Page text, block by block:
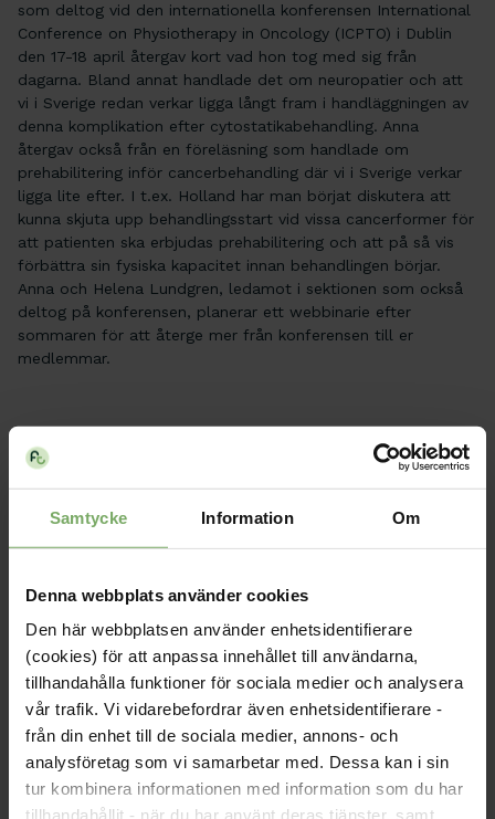
Samtycke Information Om
Denna webbplats använder cookies
Den här webbplatsen använder enhetsidentifierare
(cookies) för att anpassa innehållet till användarna,
tillhandahålla funktioner för sociala medier och analysera
vår trafik. Vi vidarebefordrar även enhetsidentifierare -
från din enhet till de sociala medier, annons- och
analysföretag som vi samarbetar med. Dessa kan i sin
tur kombinera informationen med information som du har
tillhandahållit - när du har använt deras tjänster, samt
som deltog vid den internationella konferensen International
Conference on Physiotherapy in Oncology (ICPTO) i Dublin
den 17-18 april återgav kort vad hon tog med sig från
dagarna. Bland annat handlade det om neuropatier och att
vi i Sverige redan verkar ligga långt fram i handläggningen av
denna komplikation efter cytostatikabehandling. Anna
återgav också från en föreläsning som handlade om
prehabilitering inför cancerbehandling där vi i Sverige verkar
ligga lite efter. I t.ex. Holland har man börjat diskutera att
kunna skjuta upp behandlingsstart vid vissa cancerformer för
att patienten ska erbjudas prehabilitering och att på så vis
förbättra sin fysiska kapacitet innan behandlingen börjar.
Anna och Helena Lundgren, ledamot i sektionen som också
deltog på konferensen, planerar ett webbinarie efter
sommaren för att återge mer från konferensen till er
medlemmar.
Förutom detta pratade vi också om hur vi ska få vår
verksamhetsplan mer levande och som en del i allt arbete vi
gör. Vi fick några nya idéer och kom också fram till att det
mesta vi arbetar med följer verksamhetsplanen.
Vi bokade in en planeringsdag i september där vi alla reser
konferens som hålls i Östersund.
Mer info kommer i ett medlemsbrev under juni.
Nyhet